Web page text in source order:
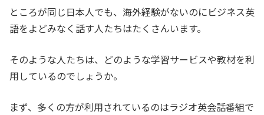
ところが同じ日本人でも、海外経験がないのにビジネス英
語をよどみなく話す人たちはたくさんいます。
そのような人たちは、どのような学習サービスや教材を利
用しているのでしょうか。
まず、多くの方が利用されているのはラジオ英会話番組で